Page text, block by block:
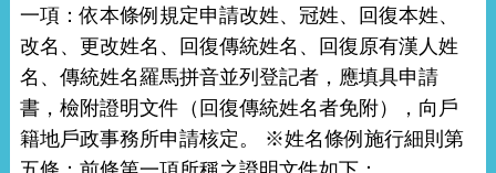
一項：依本條例規定申請改姓、冠姓、回復本姓、
改名、更改姓名、回復傳統姓名、回復原有漢人姓
名、傳統姓名羅馬拼音並列登記者，應填具申請
書，檢附證明文件（回復傳統姓名者免附），向戶
籍地戶政事務所申請核定。 ※姓名條例施行細則第